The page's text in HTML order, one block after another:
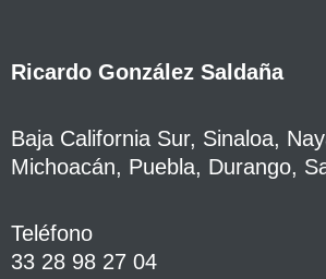
Ricardo González Saldaña
Baja California Sur, Sinaloa,
Michoacán, Puebla, Durango,
Teléfono
33 28 98 27 04